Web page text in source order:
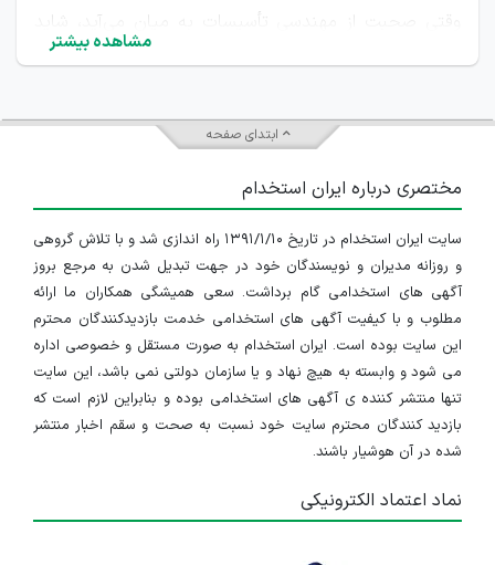
وقتی صحبت از مهندسی تأسیسات به میان می‌آید، شاید
اولین سوالی که به ذهن خیلی‌ از ماها خطور می‌کند این
گرایشدر رشته‌های دیگر قرار می‌گیرد؟ در
پاسخ به این سوال باید گفت
به‌خودی‌خود یک رشته جداگانه دانشگاهی نیست ، یعنی شما
نمی‌توانید در دوره کارشناسی رشته‌ای به نام "تأسیسات" را
به‌عنوان رشته تحصیلی انتخاب کنید. در واقعتأسیسات یک
تخصص یا شغل است که در دل برخی از رشته‌های مهم
مهندسی مانند مهندسی مکانیک، برق، الکترونیک، عمران
و.. قرار دارد. البته ناگفته نماند گرایش مهندسی تأسیسات
مرتبط‌ترین گرایش با شغل مهندسی تأسیسات است.
مشاهده بیشتر
ابتدای صفحه
مختصری درباره ایران استخدام
سایت ایران استخدام در تاریخ ۱۳۹۱/۱/۱۰ راه اندازی شد و با تلاش گروهی
و روزانه مدیران و نویسندگان خود در جهت تبدیل شدن به مرجع بروز
آگهی های استخدامی گام برداشت. سعی همیشگی همکاران ما ارائه
مطلوب و با کیفیت آگهی های استخدامی خدمت بازدیدکنندگان محترم
این سایت بوده است. ایران استخدام به صورت مستقل و خصوصی اداره
می شود و وابسته به هیچ نهاد و یا سازمان دولتی نمی باشد، این سایت
تنها منتشر کننده ی آگهی های استخدامی بوده و بنابراین لازم است که
بازدید کنندگان محترم سایت خود نسبت به صحت و سقم اخبار منتشر
شده در آن هوشیار باشند.
نماد اعتماد الکترونیکی